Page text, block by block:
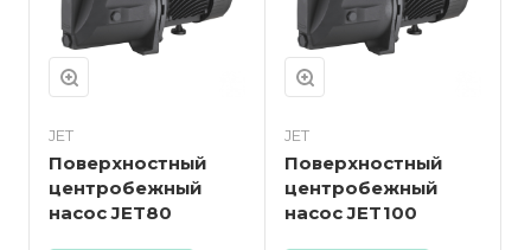
JET
Поверхностный
центробежный
насос JET80
JET
Поверхностный
центробежный
насос JET100